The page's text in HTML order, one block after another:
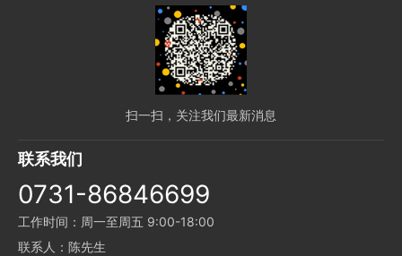
扫一扫，关注我们最新消息
联系我们
0731-86846699
工作时间：周一至周五 9:00-18:00
联系人：陈先生